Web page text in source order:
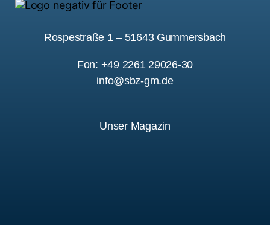
Rospestraße 1 – 51643 Gummersbach
Fon: +49 2261 29026-30
info@sbz-gm.de
Unser Magazin